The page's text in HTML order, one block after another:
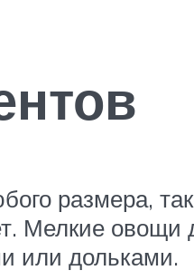
размера, так
Мелкие овощи
или дольками.